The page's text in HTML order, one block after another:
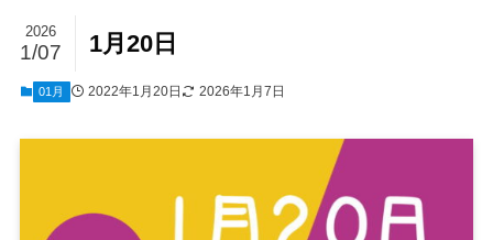
1月20日
2026
1/07
01月 2022年1月20日 2026年1月7日